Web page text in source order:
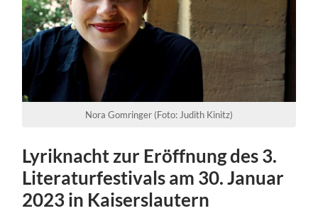
Nora Gomringer (Foto: Judith Kinitz)
Lyriknacht zur Eröffnung des 3.
Literaturfestivals am 30. Januar
2023 in Kaiserslautern